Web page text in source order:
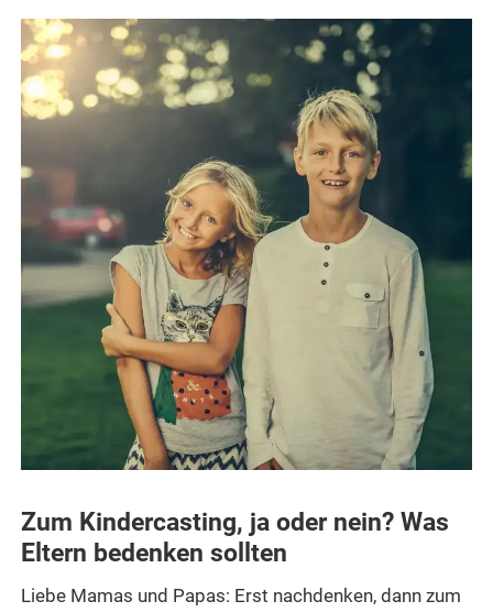
Zum Kindercasting, ja oder nein? Was
Eltern bedenken sollten
Liebe Mamas und Papas: Erst nachdenken, dann zum